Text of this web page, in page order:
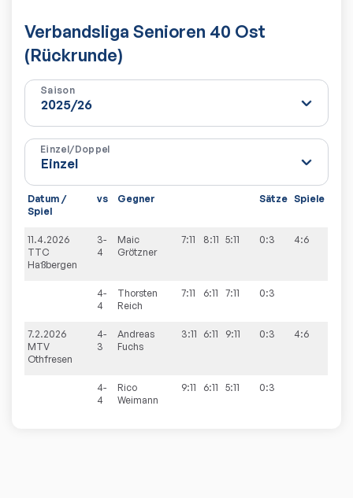
Verbandsliga Senioren 40 Ost
(Rückrunde)
Saison
Einzel/Doppel
Datum /
Spiel
vs Gegner Sätze Spiele
11.4.2026
TTC
Haßbergen
3-
4
Maic
Grötzner
7:11 8:11 5:11 0:3 4:6
4-
4
Thorsten
Reich
7:11 6:11 7:11 0:3
7.2.2026
MTV
Othfresen
4-
3
Andreas
Fuchs
3:11 6:11 9:11 0:3 4:6
4-
4
Rico
Weimann
9:11 6:11 5:11 0:3